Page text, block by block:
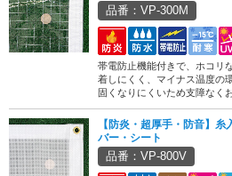
品番：VP-300M
帯電防止機能付きで、ホコリ
着しにくく、マイナス温度の
固くなりにくいため支障なく
【防炎・超厚手・防音】糸
バー・シート
品番：VP-800V